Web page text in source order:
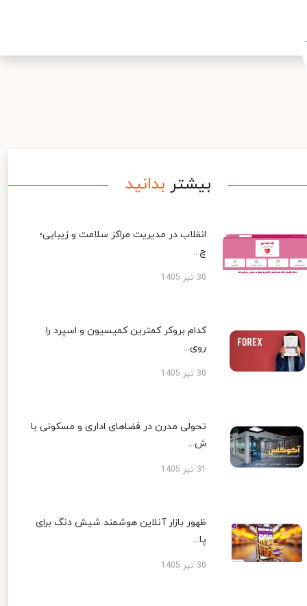
بیشتر بدانید
انقلاب در مدیریت مراکز سلامت و زیبایی؛
چ...
30 تیر 1405
کدام بروکر کمترین کمیسیون و اسپرد را
روی...
30 تیر 1405
تحولی مدرن در فضاهای اداری و مسکونی با
ش...
ظهور بازار آنلاین هوشمند شیش دنگ برای
پا...
30 تیر 1405